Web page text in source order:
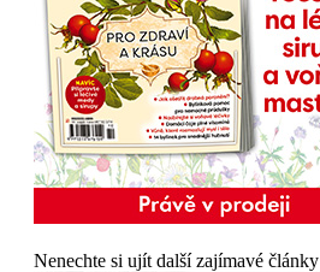
Nenechte si ujít další zajímavé články